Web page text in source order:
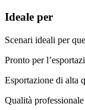
Ideale per
Scenari ideali per
Pronto per
Esportazione di alta
Qualità professionale